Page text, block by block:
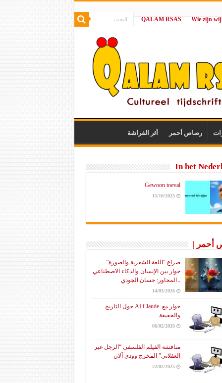
|
QALAM RSAS
رصاص أحمر أثر الفراشة
In het
Gewoon toeval
15/10/2025
أحمر |
صراع “اللغة الشعرية والصورة”..
حوار بين الإنسان والذكاء الاصطناعي
ـ المحاور: حسان الجودي
14/03/2026
حوار مع AI Claude حول التاريخ
والحقيقة
06/02/2026
مناقشة الفيلم الفلسفي “الرجل غير
العقلاني” المخرج وودي آلان
22/02/2025